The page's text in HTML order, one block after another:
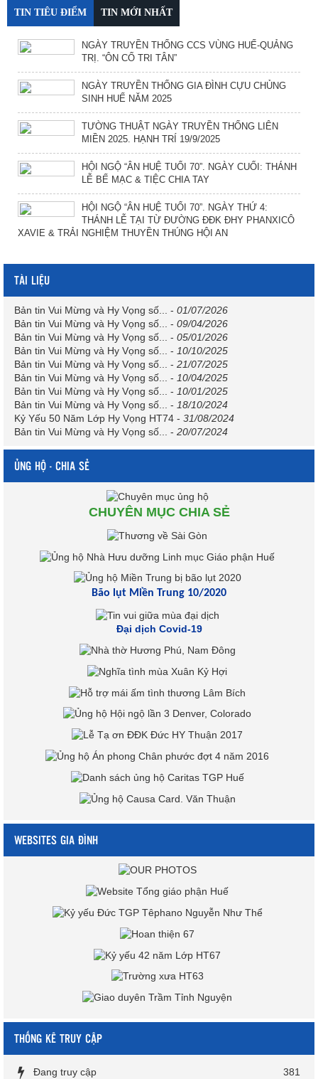
TIN TIÊU ĐIỂM TIN MỚI NHẤT
NGÀY TRUYỀN THỐNG CCS VÙNG HUẾ-QUẢNG
TRỊ. “ÔN CỐ TRI TÂN”
NGÀY TRUYỀN THỐNG GIA ĐÌNH CỰU CHỦNG
SINH HUẾ NĂM 2025
TƯỜNG THUẬT NGÀY TRUYỀN THỐNG LIÊN
MIỀN 2025. HẠNH TRÍ 19/9/2025
HỘI NGỘ “ÂN HUỆ TUỔI 70”. NGÀY CUỐI: THÁNH
LỄ BẾ MẠC & TIỆC CHIA TAY
HỘI NGỘ “ÂN HUỆ TUỔI 70”. NGÀY THỨ 4:
THÁNH LỄ TẠI TỪ ĐƯỜNG ĐĐK ĐHY PHANXICÔ
XAVIE & TRẢI NGHIỆM THUYỀN THÚNG HỘI AN
TÀI LIỆU
Bản tin Vui Mừng và Hy Vọng số... - 01/07/2026
Bản tin Vui Mừng và Hy Vọng số... - 09/04/2026
Bản tin Vui Mừng và Hy Vọng số... - 05/01/2026
Bản tin Vui Mừng và Hy Vọng số... - 10/10/2025
Bản tin Vui Mừng và Hy Vọng số... - 21/07/2025
Bản tin Vui Mừng và Hy Vọng số... - 10/04/2025
Bản tin Vui Mừng và Hy Vọng số... - 10/01/2025
Bản tin Vui Mừng và Hy Vọng số... - 18/10/2024
Kỷ Yếu 50 Năm Lớp Hy Vọng HT74 - 31/08/2024
Bản tin Vui Mừng và Hy Vọng số... - 20/07/2024
ỦNG HỘ - CHIA SẺ
CHUYÊN MỤC CHIA SẺ
Bão lụt Miền Trung 10/2020
Đại dịch Covid-19
WEBSITES GIA ĐÌNH
THỐNG KÊ TRUY CẬP
Đang truy cập
381